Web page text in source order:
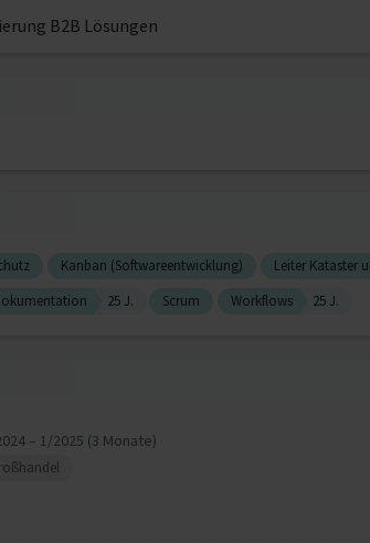
B2B Lösungen
Kanban (Softwareentwicklung) Leiter Kataster
25 J. Scrum Workflows 25 J.
– 1/2025 (3 Monate)